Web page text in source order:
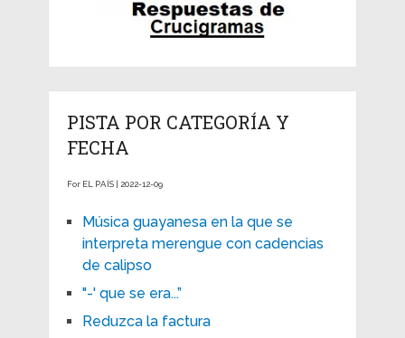
PISTA POR CATEGORÍA Y
FECHA
For EL PAÍS | 2022-12-09
Música guayanesa en la que se
interpreta merengue con cadencias
de calipso
"-' que se era...”
Reduzca la factura